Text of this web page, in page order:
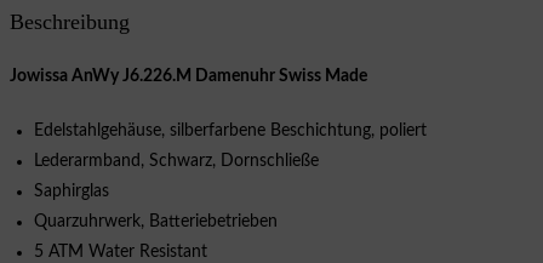
Beschreibung
Jowissa AnWy J6.226.M Damenuhr Swiss Made
Edelstahlgehäuse, silberfarbene Beschichtung, poliert
Lederarmband, Schwarz, Dornschließe
Saphirglas
Quarzuhrwerk, Batteriebetrieben
5 ATM Water Resistant